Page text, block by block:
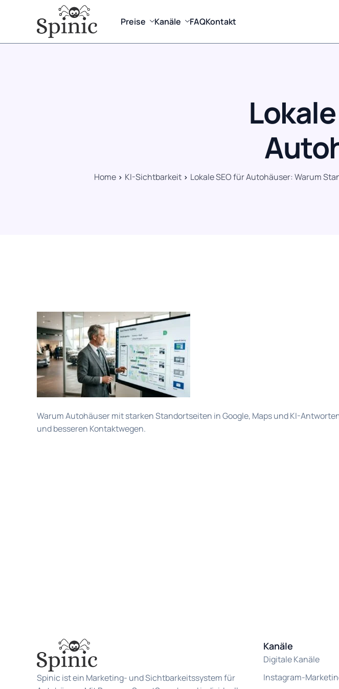
Preise Kanäle FAQKontakt
Home KI-Sichtbarkeit Lokale SEO für Autohäuser: Warum
Warum Autohäuser mit starken Standortseiten in Google, Maps und KI-
und besseren Kontaktwegen.
Spinic ist ein Marketing- und Sichtbarkeitssystem für
Kanäle
Digitale Kanäle
Instagram-